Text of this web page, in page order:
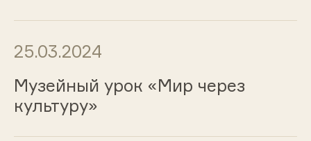
25.03.2024
Музейный урок «Мир через
культуру»